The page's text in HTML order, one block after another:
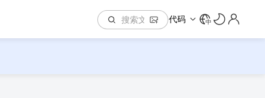
代码 中